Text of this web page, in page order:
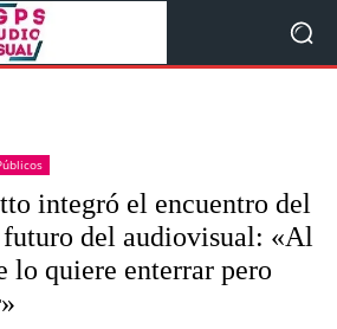
integró el encuentro del
futuro del audiovisual: «Al
lo quiere enterrar pero